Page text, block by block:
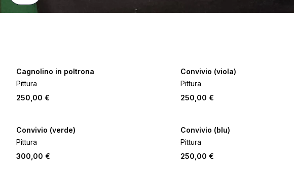
Cagnolino in poltrona
Pittura
250,00 €
Convivio (viola)
Pittura
250,00 €
Convivio (verde)
Pittura
300,00 €
Convivio (blu)
Pittura
250,00 €